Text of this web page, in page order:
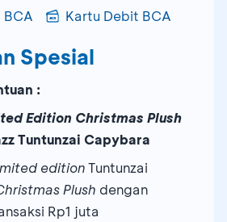
Kartu Debit BCA
Spesial
:
Edition Christmas Plush
Tuntunzai Capybara
editionTuntunzai
Plush dengan
Rp1 juta